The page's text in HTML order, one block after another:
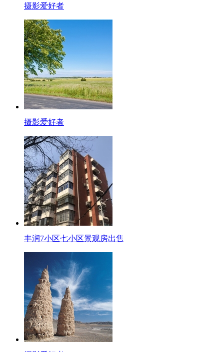
摄影爱好者
摄影爱好者
丰润7小区七小区景观房出售